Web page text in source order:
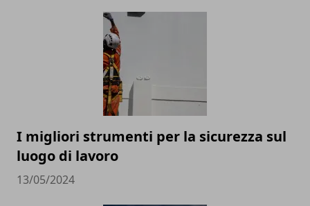
I migliori strumenti per la sicurezza sul
luogo di lavoro
13/05/2024